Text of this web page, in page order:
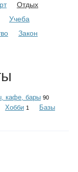
Отдых
Учеба
Закон
кафе, бары 90
Хобби 1
Базы